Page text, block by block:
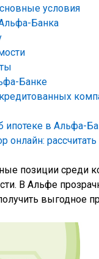
условия
Банка
Банке
в Альфа-
онлайн:
позиции среди
В Альфе
выгодное